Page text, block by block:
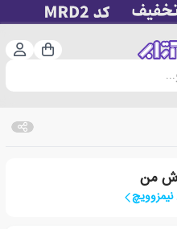
سبد
من